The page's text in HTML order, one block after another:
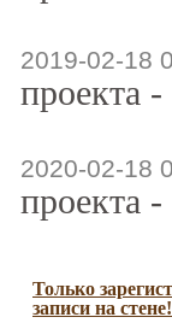
2019-02-18
проекта
2020-02-18
проекта
Только
записи на стене!